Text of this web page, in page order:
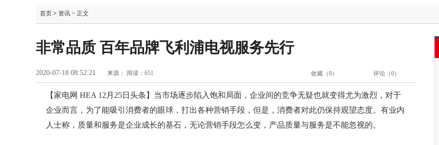
首页 > 资讯 > 正文
非常品质 百年品牌飞利浦电视服务先行
2020-07-18 08:52:21 来源： 阅读：651 评论（0）
收藏（0）
【家电网 HEA 12月25日头条】当市场逐步陷入饱和局面，企业间的竞争无疑也就变得尤为激烈，对于
企业而言，为了能吸引消费者的眼球，打出各种营销手段，但是，消费者对此仍保持观望态度。有业内
人士称，质量和服务是企业成长的基石，无论营销手段怎么变，产品质量与服务是不能忽视的。